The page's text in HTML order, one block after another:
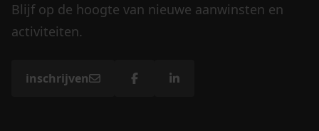
Blijf op de hoogte van nieuwe aanwinsten en
activiteiten.
inschrijven